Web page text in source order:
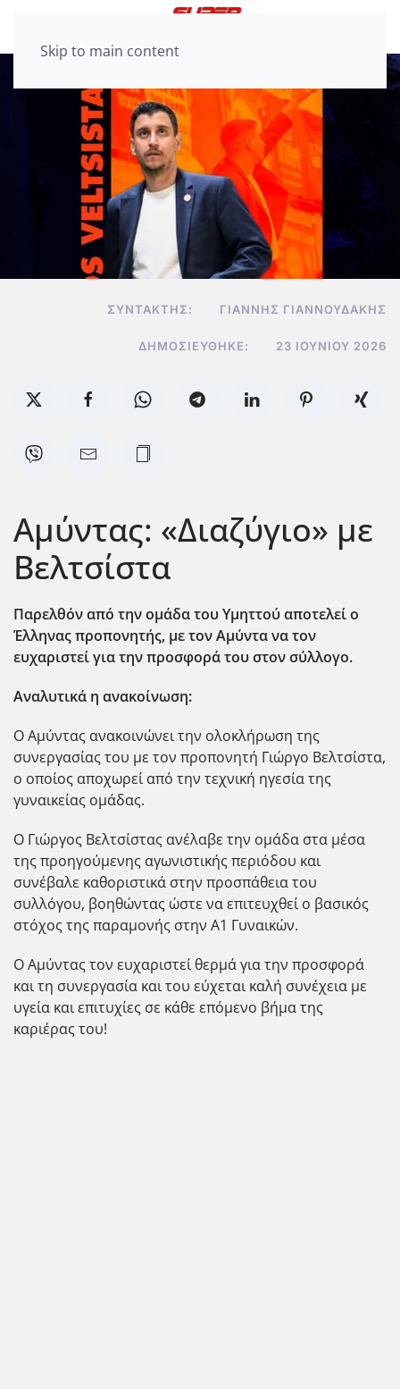
Skip to main content
ΣΥΝΤΆΚΤΗΣ: ΓΙΆΝΝΗΣ ΓΙΑΝΝΟΥΔΆΚΗΣ
ΔΗΜΟΣΙΕΎΘΗΚΕ: 23 ΙΟΥΝΊΟΥ 2026
Αμύντας: «Διαζύγιο» με
Βελτσίστα
Παρελθόν από την ομάδα του Υμηττού αποτελεί ο
Έλληνας προπονητής, με τον Αμύντα να τον
ευχαριστεί για την προσφορά του στον σύλλογο.
Αναλυτικά η ανακοίνωση:
Ο Αμύντας ανακοινώνει την ολοκλήρωση της
συνεργασίας του με τον προπονητή Γιώργο Βελτσίστα,
ο οποίος αποχωρεί από την τεχνική ηγεσία της
γυναικείας ομάδας.
Ο Γιώργος Βελτσίστας ανέλαβε την ομάδα στα μέσα
της προηγούμενης αγωνιστικής περιόδου και
συνέβαλε καθοριστικά στην προσπάθεια του
συλλόγου, βοηθώντας ώστε να επιτευχθεί ο βασικός
στόχος της παραμονής στην Α1 Γυναικών.
Ο Αμύντας τον ευχαριστεί θερμά για την προσφορά
και τη συνεργασία και του εύχεται καλή συνέχεια με
υγεία και επιτυχίες σε κάθε επόμενο βήμα της
καριέρας του!